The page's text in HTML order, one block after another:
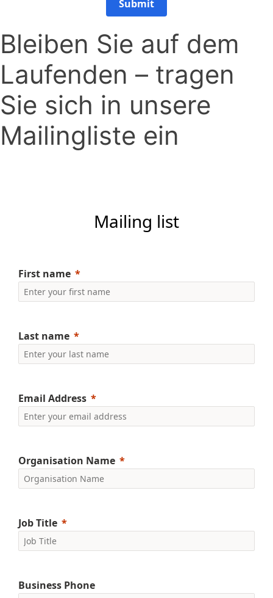
Submit
Bleiben Sie auf dem
Laufenden – tragen
Sie sich in unsere
Mailingliste ein
Mailing list
First name
Last name
Email Address
Organisation Name
Job Title
Business Phone